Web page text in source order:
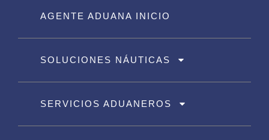
AGENTE ADUANA INICIO
SOLUCIONES NÁUTICAS
SERVICIOS ADUANEROS